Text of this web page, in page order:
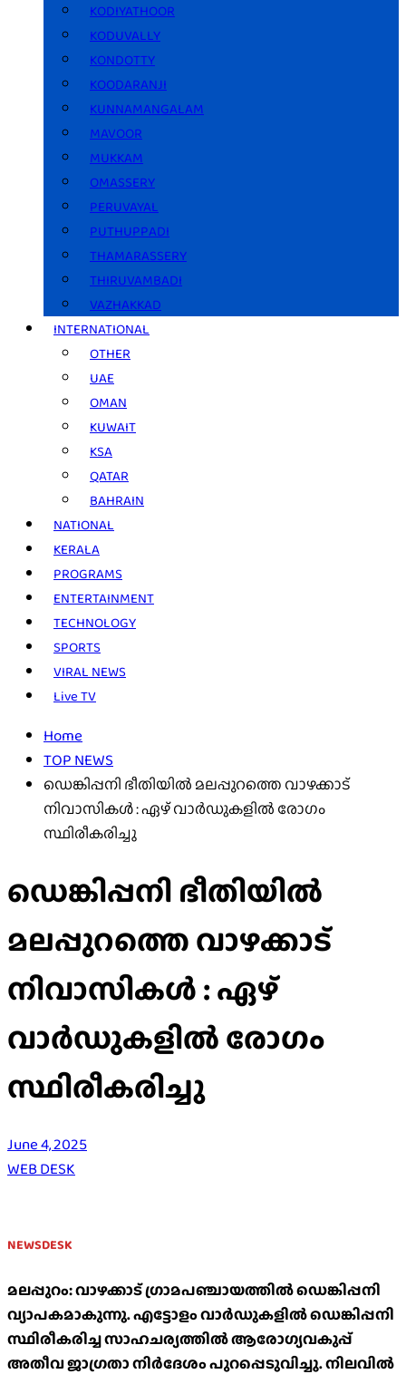
KODIYATHOOR
KODUVALLY
KONDOTTY
KOODARANJI
KUNNAMANGALAM
MAVOOR
MUKKAM
OMASSERY
PERUVAYAL
PUTHUPPADI
THAMARASSERY
THIRUVAMBADI
VAZHAKKAD
INTERNATIONAL
OTHER
UAE
OMAN
KUWAIT
KSA
QATAR
BAHRAIN
NATIONAL
KERALA
PROGRAMS
ENTERTAINMENT
TECHNOLOGY
SPORTS
VIRAL NEWS
Live TV
Home
TOP NEWS
ഡെങ്കിപ്പനി ഭീതിയിൽ മലപ്പുറത്തെ വാഴക്കാട്
നിവാസികൾ : ഏഴ് വാർഡുകളിൽ രോഗം
സ്ഥിരീകരിച്ചു
ഡെങ്കിപ്പനി ഭീതിയിൽ
മലപ്പുറത്തെ വാഴക്കാട്
നിവാസികൾ : ഏഴ്
വാർഡുകളിൽ രോഗം
സ്ഥിരീകരിച്ചു
June 4, 2025
WEB DESK
NEWSDESK
മലപ്പുറം: വാഴക്കാട് ഗ്രാമപഞ്ചായത്തിൽ ഡെങ്കിപ്പനി
വ്യാപകമാകുന്നു. എട്ടോളം വാർഡുകളിൽ ഡെങ്കിപ്പനി
സ്ഥിരീകരിച്ച സാഹചര്യത്തിൽ ആരോഗ്യവകുപ്പ്
അതീവ ജാഗ്രതാ നിർദേശം പുറപ്പെടുവിച്ചു. നിലവിൽ